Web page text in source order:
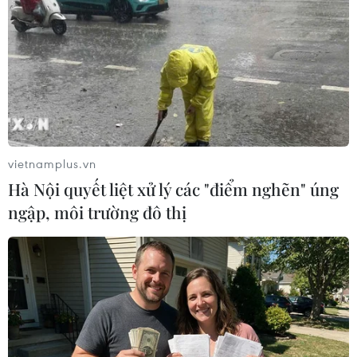
nhân dân quận Long Biên chuyển sang Tòa án
nhân dân quận Long Biên để nghiên cứu, xem
xét và đưa ra xét xử theo thẩm quyền./.
(TTXVN/Vietnam+)
vietnamplus.vn
Hà Nội quyết liệt xử lý các "điểm nghẽn" úng
ngập, môi trường đô thị